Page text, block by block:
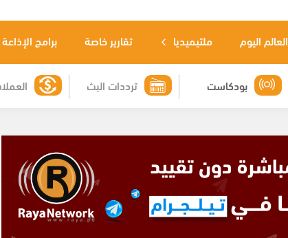
العالم اليوم ملتيميديا تقارير خاصة برامج الإذاعة
ترددات البث بودكاست